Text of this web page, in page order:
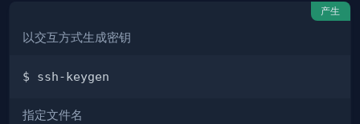
产生
以交互方式生成密钥
指定文件名